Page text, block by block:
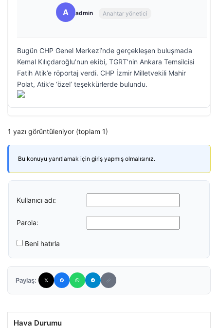
A admin Anahtar yönetici
Bugün CHP Genel Merkezi’nde gerçekleşen buluşmada
Kemal Kılıçdaroğlu’nun ekibi, TGRT’nin Ankara Temsilcisi
Fatih Atik’e röportaj verdi. CHP İzmir Milletvekili Mahir
Polat, Atik’e ‘özel’ teşekkürlerde bulundu.
1 yazı görüntüleniyor (toplam 1)
Bu konuyu yanıtlamak için giriş yapmış olmalısınız.
Kullanıcı adı:
Parola:
Beni hatırla
Paylaş:
Hava Durumu